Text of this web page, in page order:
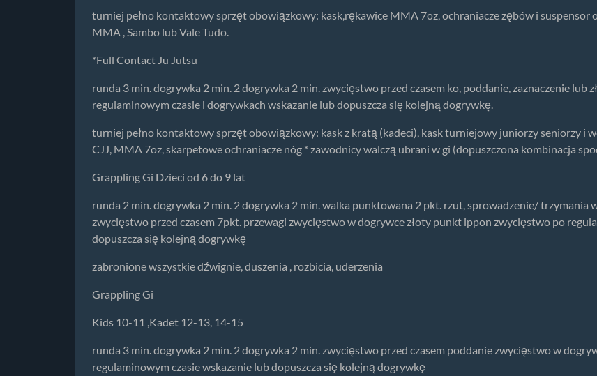
turniej pełno kontaktowy sprzęt obowiązkowy: kask,rękawice MMA 7oz, ochraniacze zębów i suspensor
MMA , Sambo lub Vale Tudo.
*Full Contact Ju Jutsu
runda 3 min. dogrywka 2 min. 2 dogrywka 2 min. zwycięstwo przed czasem ko, poddanie, zaznaczenie
regulaminowym czasie i dogrywkach wskazanie lub dopuszcza się kolejną dogrywkę.
turniej pełno kontaktowy sprzęt obowiązkowy: kask z kratą (kadeci), kask turniejowy juniorzy seniorzy i
CJJ, MMA 7oz, skarpetowe ochraniacze nóg * zawodnicy walczą ubrani w gi (dopuszczona kombinacja
Grappling Gi Dzieci od 6 do 9 lat
runda 2 min. dogrywka 2 min. 2 dogrywka 2 min. walka punktowana 2 pkt. rzut, sprowadzenie/ trzymania
zwycięstwo przed czasem 7pkt. przewagi zwycięstwo w dogrywce złoty punkt ippon zwycięstwo po
dopuszcza się kolejną dogrywkę
zabronione wszystkie dźwignie, duszenia , rozbicia, uderzenia
Grappling Gi
Kids 10-11 ,Kadet 12-13, 14-15
runda 3 min. dogrywka 2 min. 2 dogrywka 2 min. zwycięstwo przed czasem poddanie zwycięstwo w
regulaminowym czasie wskazanie lub dopuszcza się kolejną dogrywkę